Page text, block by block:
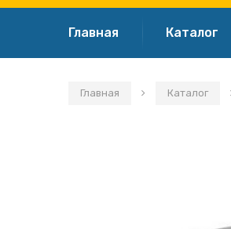
Главная Каталог
Главная Каталог